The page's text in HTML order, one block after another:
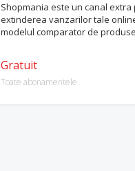
Shopmania este un canal extra
extinderea vanzarilor tale
modelul comparator de
Gratuit
Toate abonamentele